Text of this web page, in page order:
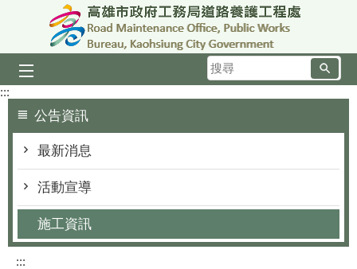
跳到主要內容區塊
搜
尋
:::
公告資訊
最新消息
活動宣導
施工資訊
:::